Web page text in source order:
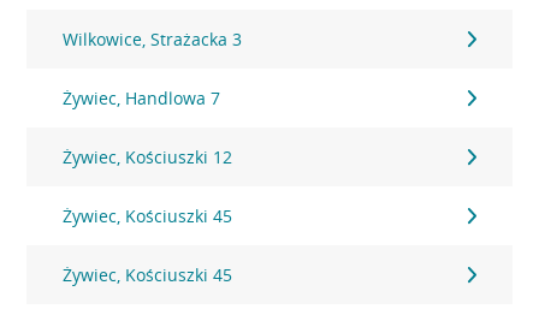
Wilkowice, Strażacka 3
Żywiec, Handlowa 7
Żywiec, Kościuszki 12
Żywiec, Kościuszki 45
Żywiec, Kościuszki 45